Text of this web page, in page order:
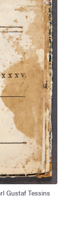
Gustaf Tessins